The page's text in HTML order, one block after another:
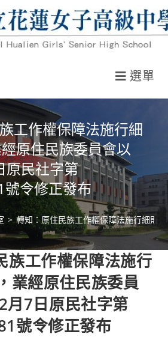
選單
工作權保障法施行細
原住民族委員會以
原民社字第
令修正發布
> 轉知：原住民族工作權保障法施行細則
族工作權保障法施行
業經原住民族委員
月7日原民社字第
號令修正發布